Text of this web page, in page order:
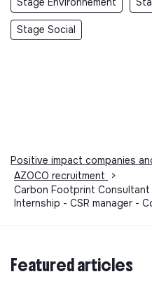
Stage Social
Positive impact companies
AZOCO recruitment
>
Carbon Footprint
Internship - CSR manager -
Featured articles